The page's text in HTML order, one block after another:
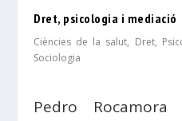
Dret, psicologia i mediació
Ciències de la salut, Dret,
Sociologia
Pedro